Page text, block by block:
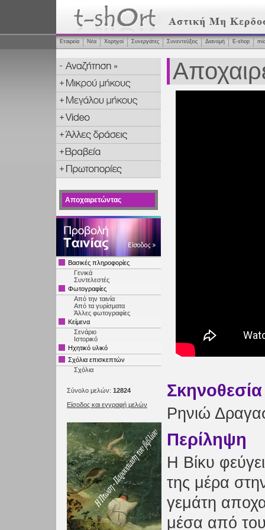
Εταιρεία Νέα Χορηγοί Συνεργάτες Συνεντεύξεις Διανομή Ε-shop
Αποχαιρετώντας
Βασικές πληροφορίες
Γενικά
Συντελεστές
Φωτογραφίες
Από την ταινία
Από τα γυρίσματα
Άλλες φωτογραφίες
Κείμενα
Σενάριο
Ιστορικό
Ηχητικό υλικό
Σχόλια επισκεπτών
Σχόλια
Σύνολο μελών: 12824
Είσοδος και εγγραφή μελών
Σκηνοθεσία
Ρηνιώ
Περίληψη
Η Βίκυ
της μέρα
γεμάτη
μέσα από